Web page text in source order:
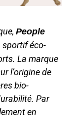
People
sportif éco-
La marque
l’origine de
bio-
Par
en